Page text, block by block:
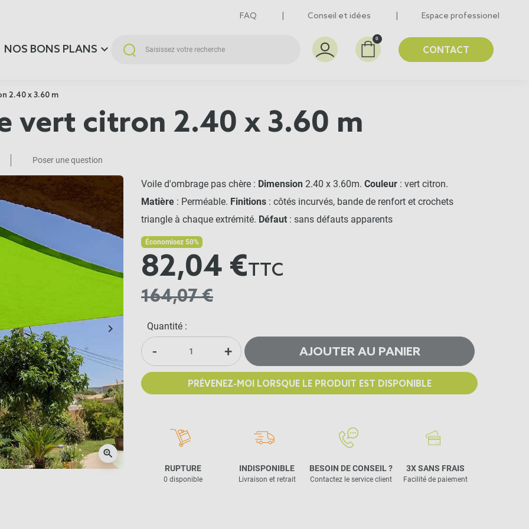
FAQ Conseil et idées Espace professionel
0
CONTACT
NOS BONS PLANS
2.40 x 3.60 m
vert citron 2.40 x 3.60 m
Poser une question
Suivant
keyboard_arrow_right
zoom_in
Voile d'ombrage pas chère : Dimension 2.40 x 3.60m. Couleur : vert citron.
Matière : Perméable. Finitions : côtés incurvés, bande de renfort et crochets
triangle à chaque extrémité. Défaut : sans défauts apparents
Économisez 50%
82,04 €TTC
164,07 €
Quantité :
- + AJOUTER AU PANIER
PRÉVENEZ-MOI LORSQUE LE PRODUIT EST DISPONIBLE
RUPTURE
0 disponible
INDISPONIBLE
Livraison et retrait
BESOIN DE CONSEIL ?
Contactez le service client
3X SANS FRAIS
Facilité de paiement